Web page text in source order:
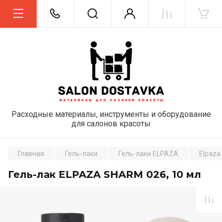
Расходные материалы, инструменты и оборудование
для салонов красоты
Главная Гель-лаки Гель-лаки ELPAZA
Гель-лак ELPAZA SHARM 026, 10 мл